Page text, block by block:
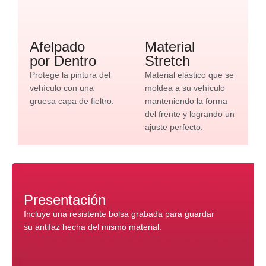
Afelpado
por Dentro
Protege la pintura del
vehículo con una
gruesa capa de fieltro.
Material
Stretch
Material elástico que se
moldea a su vehículo
manteniendo la forma
del frente y logrando un
ajuste perfecto.
Presentación
Incluye una resistente bolsa grabada para guardar
su antifaz hecha del mismo material.